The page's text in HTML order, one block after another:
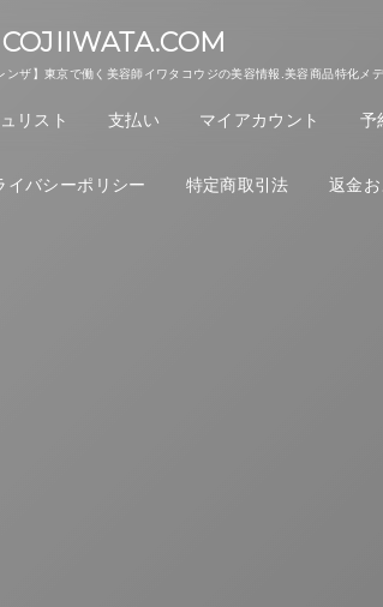
COJIIWATA.COM
ザ】東京で働く美容師イワタコウジの美容情報.美容商品特化メ
リスト 支払い マイアカウント 予
イバシーポリシー 特定商取引法 返金